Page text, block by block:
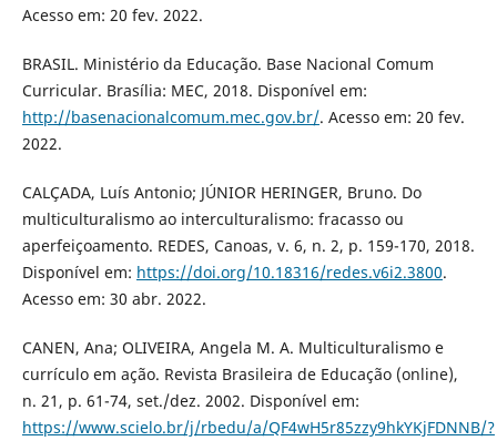
Acesso em: 20 fev. 2022.
BRASIL. Ministério da Educação. Base Nacional Comum
Curricular. Brasília: MEC, 2018. Disponível em:
http://basenacionalcomum.mec.gov.br/. Acesso em: 20 fev.
2022.
CALÇADA, Luís Antonio; JÚNIOR HERINGER, Bruno. Do
multiculturalismo ao interculturalismo: fracasso ou
aperfeiçoamento. REDES, Canoas, v. 6, n. 2, p. 159-170, 2018.
Disponível em: https://doi.org/10.18316/redes.v6i2.3800.
Acesso em: 30 abr. 2022.
CANEN, Ana; OLIVEIRA, Angela M. A. Multiculturalismo e
currículo em ação. Revista Brasileira de Educação (online),
n. 21, p. 61-74, set./dez. 2002. Disponível em:
https://www.scielo.br/j/rbedu/a/QF4wH5r85zzy9hkYKjFDNNB/?